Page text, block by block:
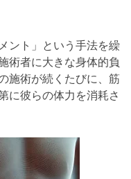
ント」という手法を繰
術者に大きな身体的負
施術が続くたびに、筋
に彼らの体力を消耗さ